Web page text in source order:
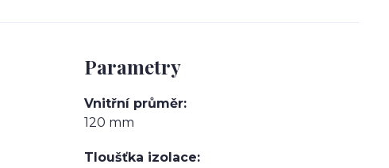
Parametry
Vnitřní průměr
120 mm
Tloušťka izolace